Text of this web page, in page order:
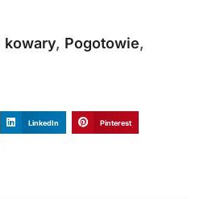
kowary, Pogotowie,
LinkedIn Pinterest